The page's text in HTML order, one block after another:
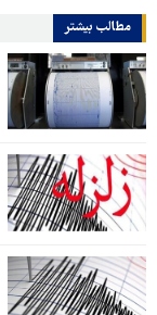
مطالب بیشتر